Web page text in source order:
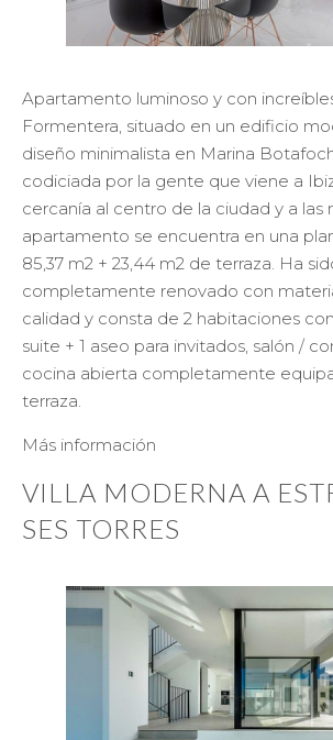
Apartamento luminoso y con
Formentera, situado en un edificio
diseño minimalista en Marina
codiciada por la gente que viene a
cercanía al centro de la ciudad y a las
apartamento se encuentra en una
85,37 m2 + 23,44 m2 de terraza. Ha
completamente renovado con
calidad y consta de 2 habitaciones
suite + 1 aseo para invitados, salón /
cocina abierta completamente
terraza.
Más información
VILLA MODERNA A
SES TORRES